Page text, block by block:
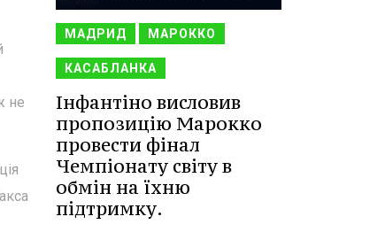
не
МАДРИД МАРОККО
КАСАБЛАНКА
Інфантіно висловив
пропозицію Марокко
провести фінал
Чемпіонату світу в
обмін на їхню
підтримку.